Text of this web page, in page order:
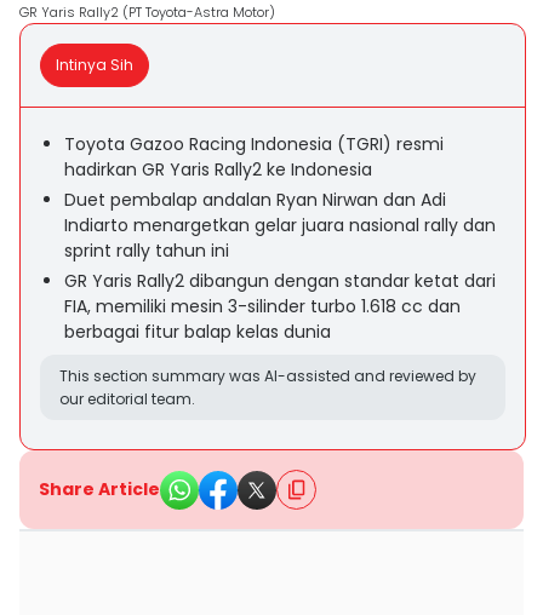
GR Yaris Rally2 (PT Toyota-Astra Motor)
Intinya Sih
Toyota Gazoo Racing Indonesia (TGRI) resmi
hadirkan GR Yaris Rally2 ke Indonesia
Duet pembalap andalan Ryan Nirwan dan Adi
Indiarto menargetkan gelar juara nasional rally dan
sprint rally tahun ini
GR Yaris Rally2 dibangun dengan standar ketat dari
FIA, memiliki mesin 3-silinder turbo 1.618 cc dan
berbagai fitur balap kelas dunia
This section summary was AI-assisted and reviewed by
our editorial team.
Share Article